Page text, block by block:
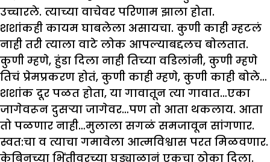
उच्चारले. त्याच्या वाचेवर परिणाम झाला होता.
शशांकही कायम घाबलेला असायचा. कुणी काही म्हटलं
नाही तरी त्याला वाटे लोक आपल्याबद्दलच बोलतात.
कुणी म्हणे, हुंडा दिला नाही तिच्या वडिलांनी, कुणी म्हणे
तिचं प्रेमप्रकरण होतं, कुणी काही म्हणे, कुणी काही बोले…
शशांक दूर पळत होता, या गावातून त्या गावात…एका
जागेवरून दुसऱ्या जागेवर…पण तो आता थकलाय. आता
तो पळणार नाही…मुलाला सगळं समजावून सांगणार.
स्वत:चा व त्याचा गमावेला आत्मविश्वास परत मिळवणार.
केबिनच्या भिंतीवरच्या घड्याळानं एकचा ठोका दिला.